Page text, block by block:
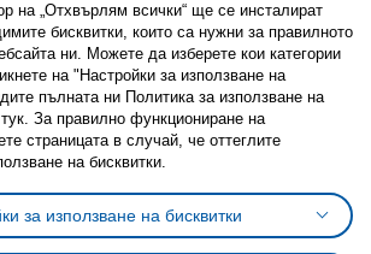
PinterestInstagram
използване на бисквитки (Cookies)
за използване на бисквитки
на ikea.bgОбща политика за личните данни
защита на личните данни на ikea.bg
на „Отхвърлям всички“ ще се инсталират
бисквитки, които са нужни за правилното
ни. Можете да изберете кои категории
на "Настройки за използване на
пълната ни Политика за използване на
За правилно функциониране на
страницата в случай, че оттеглите
на бисквитки.
за използване на бисквитки